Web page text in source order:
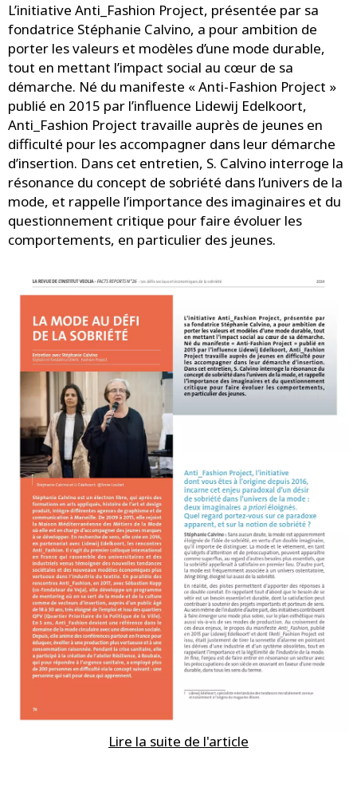
L’initiative Anti_Fashion Project, présentée par sa
fondatrice Stéphanie Calvino, a pour ambition de
porter les valeurs et modèles d’une mode durable,
tout en mettant l’impact social au cœur de sa
démarche. Né du manifeste « Anti-Fashion Project »
publié en 2015 par l’influence Lidewij Edelkoort,
Anti_Fashion Project travaille auprès de jeunes en
difficulté pour les accompagner dans leur démarche
d’insertion. Dans cet entretien, S. Calvino interroge la
résonance du concept de sobriété dans l’univers de la
mode, et rappelle l’importance des imaginaires et du
questionnement critique pour faire évoluer les
comportements, en particulier des jeunes.
Lire la suite de l'article